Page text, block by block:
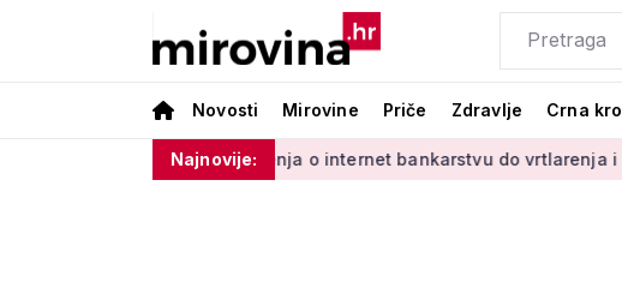
Novosti Mirovine Priče Zdravlje Crna
Najnovije:
Od učenja o internet bankarstvu do vrtlarenja i plesa: 'Da